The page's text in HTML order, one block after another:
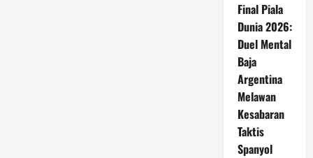
Final Piala
Dunia 2026:
Duel Mental
Baja
Argentina
Melawan
Kesabaran
Taktis
Spanyol